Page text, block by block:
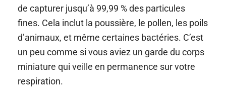
de capturer jusqu’à 99,99 % des particules
fines. Cela inclut la poussière, le pollen, les poils
d’animaux, et même certaines bactéries. C’est
un peu comme si vous aviez un garde du corps
miniature qui veille en permanence sur votre
respiration.